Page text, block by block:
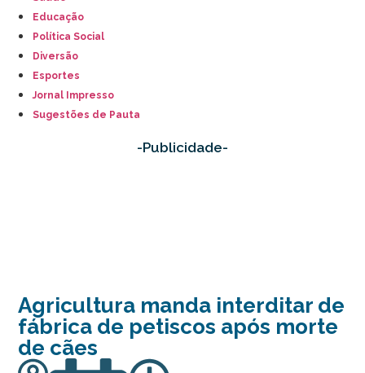
Educação
Política Social
Diversão
Esportes
Jornal Impresso
Sugestões de Pauta
-Publicidade-
Agricultura manda interditar de
fábrica de petiscos após morte
de cães